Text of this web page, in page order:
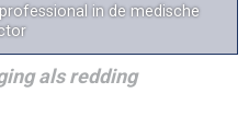
in de medische
als redding